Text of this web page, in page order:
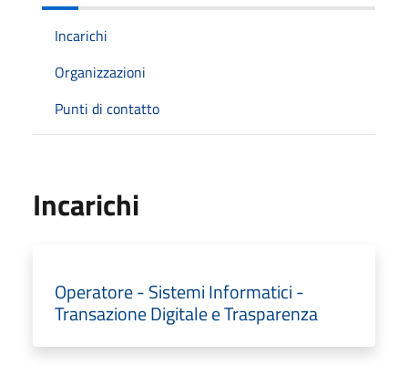
Incarichi
Organizzazioni
Punti di contatto
Incarichi
Operatore - Sistemi Informatici -
Transazione Digitale e Trasparenza